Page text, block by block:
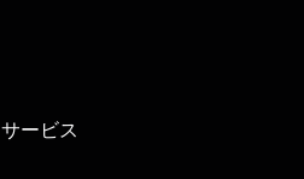
サービス